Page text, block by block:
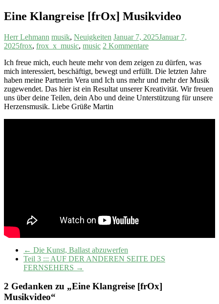
Eine Klangreise [frOx] Musikvideo
Herr Lehmann musik, Neuigkeiten Januar 7, 2025Januar 7,
2025frox, frox_x_music, music 2 Kommentare
Ich freue mich, euch heute mehr von dem zeigen zu dürfen, was
mich interessiert, beschäftigt, bewegt und erfüllt. Die letzten Jahre
haben meine Partnerin Vera und Ich uns mehr und mehr der Musik
zugewendet. Das hier ist ein Resultat unserer Kreativität. Wir freuen
uns über deine Teilen, dein Abo und deine Unterstützung für unsere
Herzensmusik. Liebe Grüße Martin
← Die Kunst, Ballast abzuwerfen
Teil 3 ::: AUF DER ANDEREN SEITE DES
FERNSEHERS →
2 Gedanken zu „Eine Klangreise [frOx]
Musikvideo“